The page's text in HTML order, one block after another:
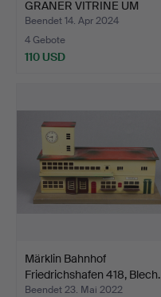
GRANER VITRINE UM
1880.
Beendet 14. Apr 2024
4 Gebote
110 USD
Märklin Bahnhof
Friedrichshafen 418, Blech.
Beendet 23. Mai 2022